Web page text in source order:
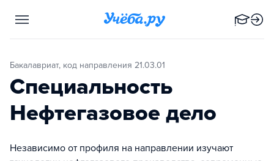
Бакалавриат, код направления 21.03.01
Специальность
Нефтегазовое дело
Независимо от профиля на направлении изучают